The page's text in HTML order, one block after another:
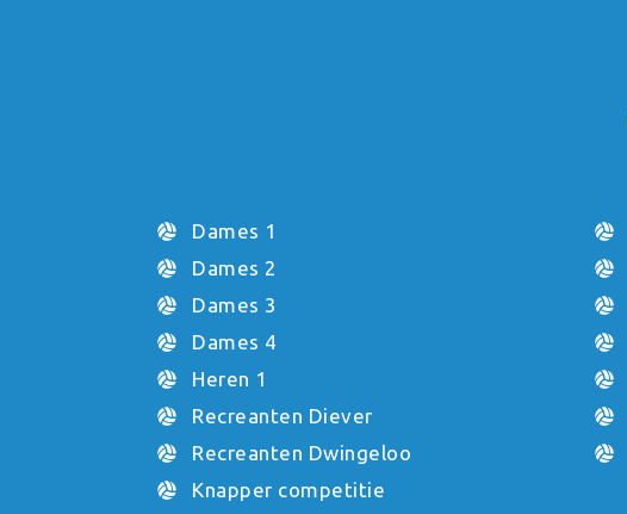
Dames 1
Dames 2
Dames 3
Dames 4
Heren 1
Recreanten Diever
Recreanten Dwingeloo
Knapper competitie